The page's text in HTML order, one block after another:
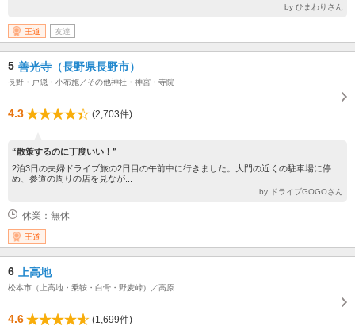
by ひまわりさん
王道 友達
5 善光寺（長野県長野市）
長野・戸隠・小布施／その他神社・神宮・寺院
4.3 (2,703件)
“散策するのに丁度いい！”
2泊3日の夫婦ドライブ旅の2日目の午前中に行きました。大門の近くの駐車場に停
め、参道の周りの店を見なが...
by ドライブGOGOさん
休業：無休
王道
6 上高地
松本市（上高地・乗鞍・白骨・野麦峠）／高原
4.6
(1,699件)